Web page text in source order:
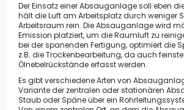
Der Einsatz einer Absauganlage soll eben
hält die Luft am Arbeitsplatz durch weniger
Arbeitsraum rein. Die Absauganlage wird
Emission platziert, um die Raumluft zu
bei der spanenden Fertigung, optimiert die
z.B. die Trockenbearbeitung, da auch
Ölnebelrückstände erfasst werden.
Es gibt verschiedene Arten von
Variante der zentralen oder stationären
Staub oder Späne über ein